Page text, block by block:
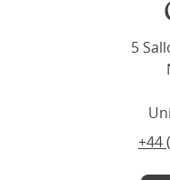
5
+44